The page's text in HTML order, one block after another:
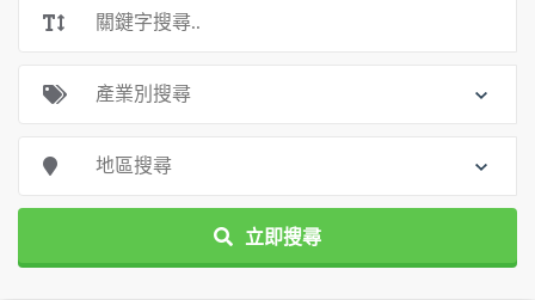
玩樂導航主題行程
聯絡我們
立即搜尋